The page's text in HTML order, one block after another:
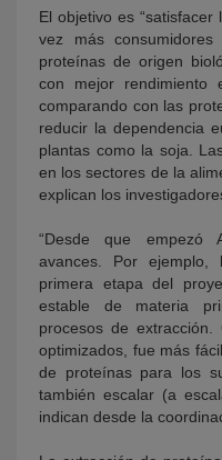
El objetivo es
vez más
proteínas de origen
con mejor rendimiento
comparando con las
reducir la dependencia
plantas como la soja.
en los sectores de la
explican los
“Desde que empezó
avances. Por
primera etapa del
estable de materia
procesos de
optimizados, fue más
de proteínas para los
también escalar (a
indican desde la